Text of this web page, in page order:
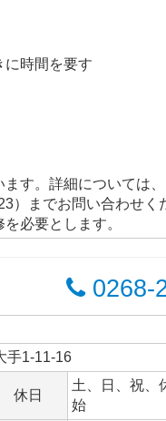
に時間を要す
す。詳細については
）までお問い合わせく
必要とします。
0268-
手1-11-16
休日
土、日、祝、
始